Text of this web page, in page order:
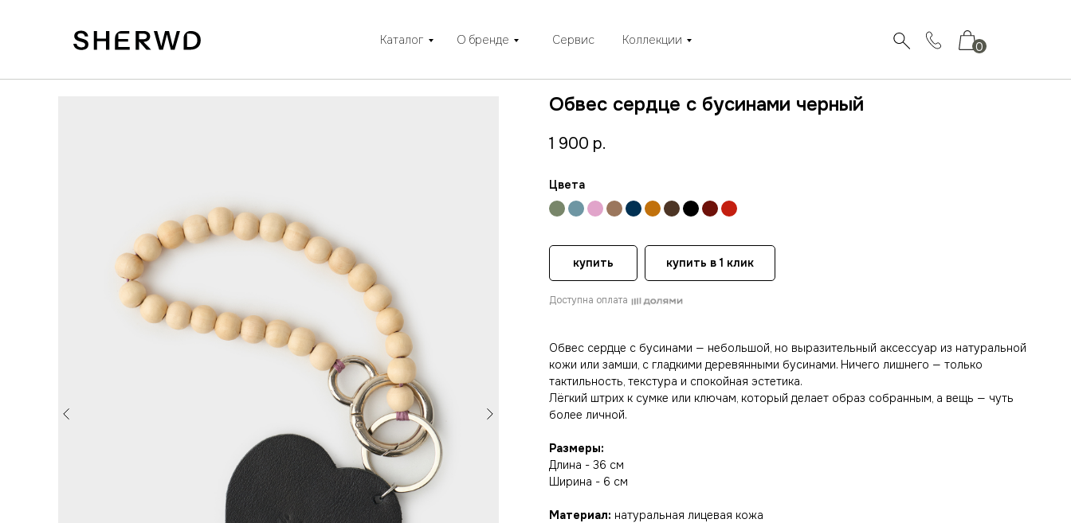
Каталог О бренде Сервис Коллекции 0
Обвес сердце с бусинами — небольшой, но выразительный аксессуар из натуральной
кожи или замши, с гладкими деревянными бусинами. Ничего лишнего — только
тактильность, текстура и спокойная эстетика.
Лёгкий штрих к сумке или ключам, который делает образ собранным, а вещь — чуть
более личной.
Размеры:
Длина - 36 см
Ширина - 6 см
Материал: натуральная лицевая кожа
1 900 р.
Цвета
Обвес сердце с бусинами черный
купить купить в 1 клик
Доступна оплата